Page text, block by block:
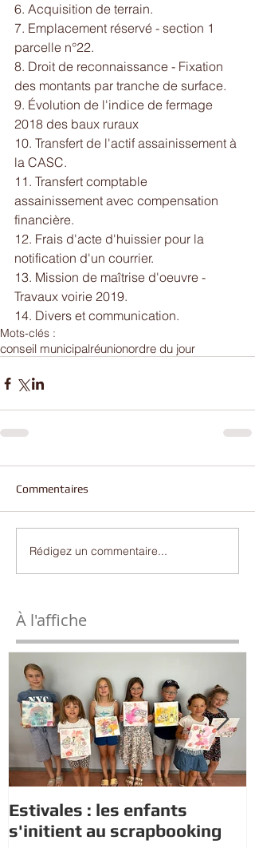
6. Acquisition de terrain.
7. Emplacement réservé - section 1
parcelle n°22.
8. Droit de reconnaissance - Fixation
des montants par tranche de surface.
9. Évolution de l'indice de fermage
2018 des baux ruraux
10. Transfert de l'actif assainissement à
la CASC.
11. Transfert comptable
assainissement avec compensation
financière.
12. Frais d'acte d'huissier pour la
notification d'un courrier.
13. Mission de maîtrise d'oeuvre -
Travaux voirie 2019.
14. Divers et communication.​
Mots-clés :
conseil municipalréunionordre du jour
Commentaires
Rédigez un commentaire...
À l'affiche
Estivales : les enfants
s'initient au scrapbooking